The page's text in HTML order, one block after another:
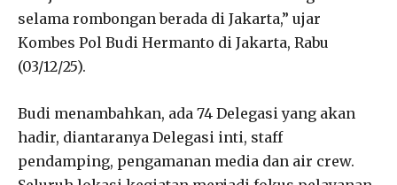
selama rombongan berada di Jakarta,” ujar
Kombes Pol Budi Hermanto di Jakarta, Rabu
(03/12/25).
Budi menambahkan, ada 74 Delegasi yang akan
hadir, diantaranya Delegasi inti, staff
pendamping, pengamanan media dan air crew.